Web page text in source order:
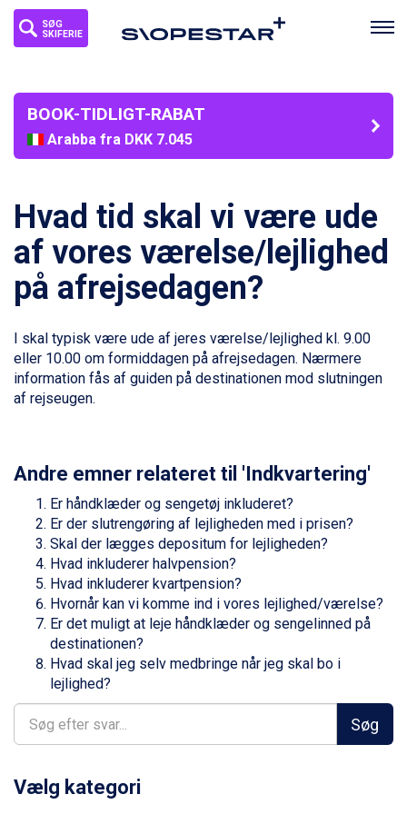
SØG
SKIFERIE
BOOK-TIDLIGT-RABAT
Arabba fra DKK 7.045
La Thuile fra DKK 4.595
Cervinia fra DKK 5.295
Bad Hofgastein fra DKK 5.495
Passo Tonale fra DKK 3.795
Saalbach fra DKK 5.945
Sölden fra DKK 8.445
Champoluc fra DKK 3.795
Wagrain fra DKK 4.645
Ischgl fra DKK 7.095
Fieberbrunn fra DKK 6.145
St. Anton fra DKK 7.245
Ponte di Legno fra DKK 4.745
Alleghe fra DKK 5.595
Bad Gastein fra DKK 4.195
Sauze dOulx fra DKK 4.045
Arabba fra DKK 7.045
La Thuile fra DKK 4.595
Val Thorens fra DKK 5.395
Cervinia fra DKK 5.295
Bad Hofgastein fra DKK 5.495
Passo Tonale fra DKK 3.795
Saalbach fra DKK 5.945
Sölden fra DKK 8.445
Champoluc fra DKK 3.795
Ischgl fra DKK 7.095
Fieberbrunn fra DKK 6.145
Hvad tid skal vi være ude
af vores værelse/lejlighed
på afrejsedagen?
I skal typisk være ude af jeres værelse/lejlighed kl. 9.00
eller 10.00 om formiddagen på afrejsedagen. Nærmere
information fås af guiden på destinationen mod slutningen
af rejseugen.
Andre emner relateret til 'Indkvartering'
Er håndklæder og sengetøj inkluderet?
Er der slutrengøring af lejligheden med i prisen?
Skal der lægges depositum for lejligheden?
Hvad inkluderer halvpension?
Hvad inkluderer kvartpension?
Hvornår kan vi komme ind i vores lejlighed/værelse?
Er det muligt at leje håndklæder og sengelinned på
destinationen?
Hvad skal jeg selv medbringe når jeg skal bo i
lejlighed?
Søg
Vælg kategori